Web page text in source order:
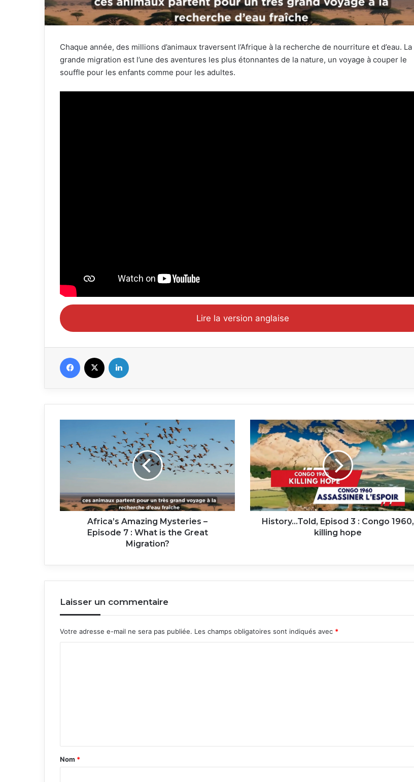
Chaque année, des millions d’animaux traversent l’Afrique à la recherche de nourriture et d’eau. La
grande migration est l’une des aventures les plus étonnantes de la nature, un voyage à couper le
souffle pour les enfants comme pour les adultes.
Lire la version anglaise
Facebook
Mysteries
What
is
Africa’s Amazing Mysteries –
Episode 7 : What is the Great
Migration?
History…
Told,
Episod
3
:
Congo
1960,
killing
hope
History…Told, Episod 3 : Congo 1960,
killing hope
Laisser un commentaire
Votre adresse e-mail ne sera pas publiée. Les champs obligatoires sont indiqués avec *
a
Nom *